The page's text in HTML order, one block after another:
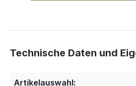
Artikelauswahl: